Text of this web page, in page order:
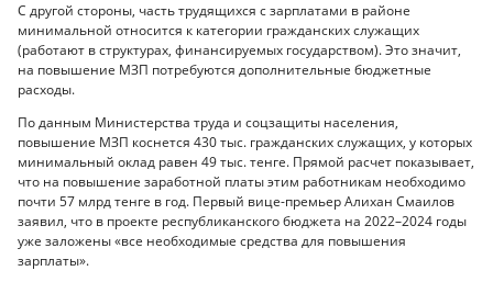
С другой стороны, часть трудящихся с зарплатами в районе
минимальной относится к категории гражданских служащих
(работают в структурах, финансируемых государством). Это значит,
на повышение МЗП потребуются дополнительные бюджетные
расходы.
По данным Министерства труда и соцзащиты населения,
повышение МЗП коснется 430 тыс. гражданских служащих, у которых
минимальный оклад равен 49 тыс. тенге. Прямой расчет показывает,
что на повышение заработной платы этим работникам необходимо
почти 57 млрд тенге в год. Первый вице-премьер Алихан Смаилов
заявил, что в проекте республиканского бюджета на 2022–2024 годы
уже заложены «все необходимые средства для повышения
зарплаты».